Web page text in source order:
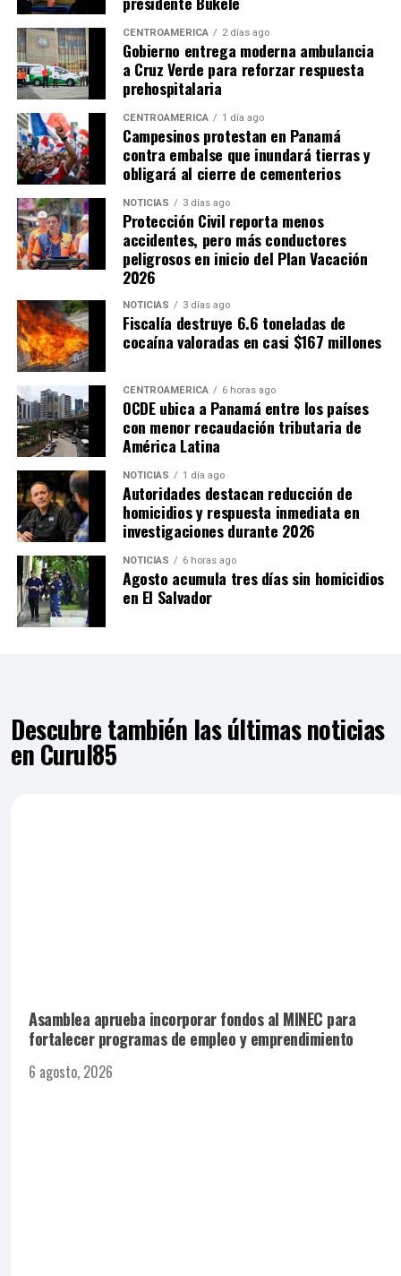
CENTROAMÉRICA 2 días ago
Gobierno entrega moderna ambulancia
a Cruz Verde para reforzar respuesta
prehospitalaria
CENTROAMÉRICA 1 día ago
Campesinos protestan en Panamá
contra embalse que inundará tierras y
obligará al cierre de cementerios
NOTICIAS 3 días ago
Protección Civil reporta menos
accidentes, pero más conductores
peligrosos en inicio del Plan Vacación
2026
NOTICIAS 3 días ago
Fiscalía destruye 6.6 toneladas de
cocaína valoradas en casi $167 millones
CENTROAMÉRICA 6 horas ago
OCDE ubica a Panamá entre los países
con menor recaudación tributaria de
América Latina
NOTICIAS 1 día ago
Autoridades destacan reducción de
homicidios y respuesta inmediata en
investigaciones durante 2026
NOTICIAS 6 horas ago
Agosto acumula tres días sin homicidios
en El Salvador
Descubre también las últimas noticias
en Curul85
Asamblea aprueba incorporar fondos al MINEC para
fortalecer programas de empleo y emprendimiento
6 agosto, 2026